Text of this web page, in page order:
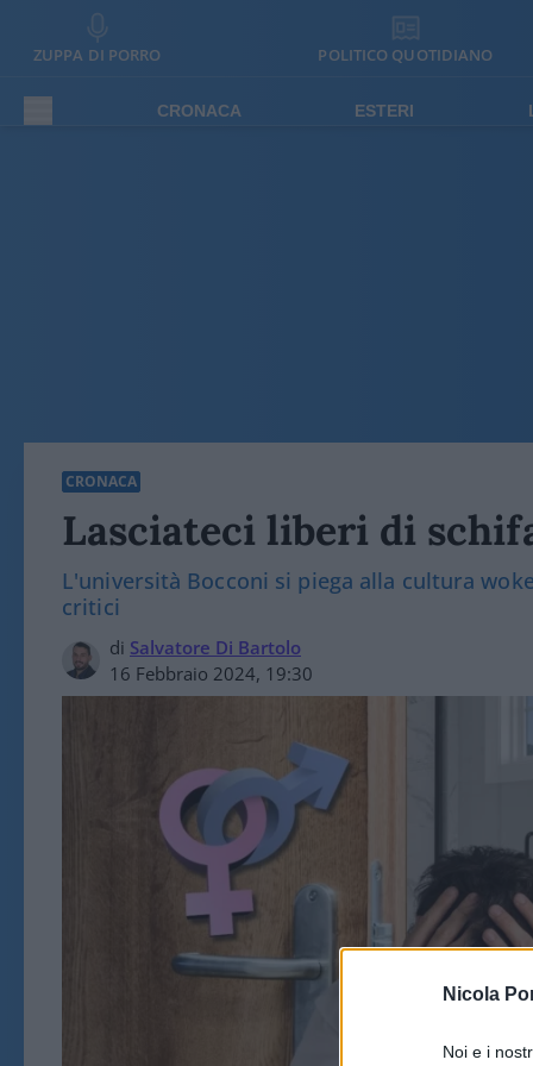
Nicola
Noi e i
ZUPPA DI PORRO POLITICO QUOTIDIANO
CRONACA ESTERI
CRONACA
Lasciateci liberi di
L'università Bocconi si piega alla cultura
critici
di Salvatore Di Bartolo
16 Febbraio 2024, 19:30